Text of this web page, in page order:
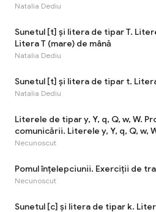
Natalia Dediu
Sunetul [t] şi litera de tipar T.
Litera T (mare) de mână
Natalia Dediu
Sunetul [t] şi litera de tipar t.
Natalia Dediu
Literele de tipar y, Y, q, Q, w, W.
comunicării. Literele y, Y, q, Q, w,
Necunoscut
Pomul înțelepciunii. Exerciții de
Necunoscut
Sunetul [c] şi litera de tipar k.